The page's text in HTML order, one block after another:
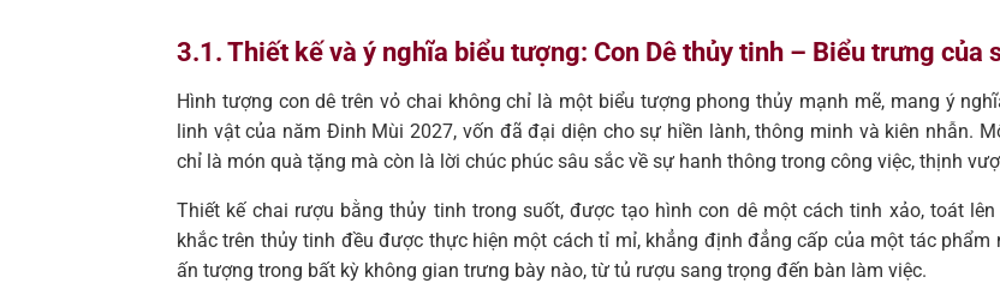
3.1. Thiết kế và ý nghĩa biểu tượng: Con Dê thủy tinh – Biểu trưng của
Hình tượng con dê trên vỏ chai không chỉ là một biểu tượng phong thủy mạnh mẽ, mang ý
linh vật của năm Đinh Mùi 2027, vốn đã đại diện cho sự hiền lành, thông minh và kiên nhẫn.
chỉ là món quà tặng mà còn là lời chúc phúc sâu sắc về sự hanh thông trong công việc, thịnh
Thiết kế chai rượu bằng thủy tinh trong suốt, được tạo hình con dê một cách tinh xảo, toát
khắc trên thủy tinh đều được thực hiện một cách tỉ mỉ, khẳng định đẳng cấp của một tác
ấn tượng trong bất kỳ không gian trưng bày nào, từ tủ rượu sang trọng đến bàn làm việc.